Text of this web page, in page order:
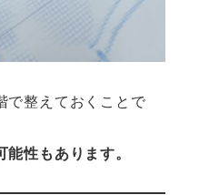
で整えておくことで
性もあります。